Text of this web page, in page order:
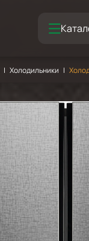
Холодильники